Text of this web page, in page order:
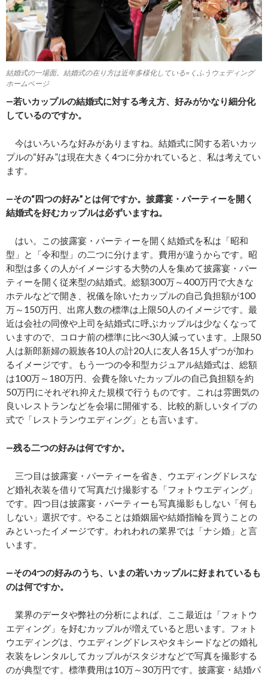
結婚式の一場面。結婚式の在り方は近年多様化している=くふうウェディング
ホームページ
―若いカップルの結婚式に対する考え方、好みがかなり細分化
しているのですか。
今はいろいろな好みがありますね。結婚式に関する若いカッ
プルの“好み”は現在大きく4つに分かれていると、私は考えてい
ます。
―その“四つの好み”とは何ですか。披露宴・パーティーを開く
結婚式を好むカップルは必ずいますね。
はい。この披露宴・パーティーを開く結婚式を私は「昭和
型」と「令和型」の二つに分けます。費用が違うからです。昭
和型は多くの人がイメージする大勢の人を集めて披露宴・パー
ティーを開く従来型の結婚式。総額300万～400万円で大きな
ホテルなどで開き、祝儀を除いたカップルの自己負担額が100
万～150万円、出席人数の標準は上限50人のイメージです。最
近は会社の同僚や上司を結婚式に呼ぶカップルは少なくなって
いますので、コロナ前の標準に比べ30人減っています。上限50
人は新郎新婦の親族各10人の計20人に友人各15人ずつが加わ
るイメージです。もう一つの令和型カジュアル結婚式は、総額
は100万～180万円、会費を除いたカップルの自己負担額を約
50万円にそれぞれ抑えた規模で行うものです。これは雰囲気の
良いレストランなどを会場に開催する、比較的新しいタイプの
式で「レストランウエディング」とも言います。
―残る二つの好みは何ですか。
三つ目は披露宴・パーティーを省き、ウエディングドレスな
ど婚礼衣装を借りて写真だけ撮影する「フォトウエディング」
です。四つ目は披露宴・パーティーも写真撮影もしない「何も
しない」選択です。やることは婚姻届や結婚指輪を買うことの
みといったイメージです。われわれの業界では「ナシ婚」と言
います。
―その4つの好みのうち、いまの若いカップルに好まれているも
のは何ですか。
業界のデータや弊社の分析によれば、ここ最近は「フォトウ
エディング」を好むカップルが増えていると思います。フォト
ウエディングは、ウエディングドレスやタキシードなどの婚礼
衣装をレンタルしてカップルがスタジオなどで写真を撮影する
のが典型です。標準費用は10万～30万円です。披露宴・結婚パ